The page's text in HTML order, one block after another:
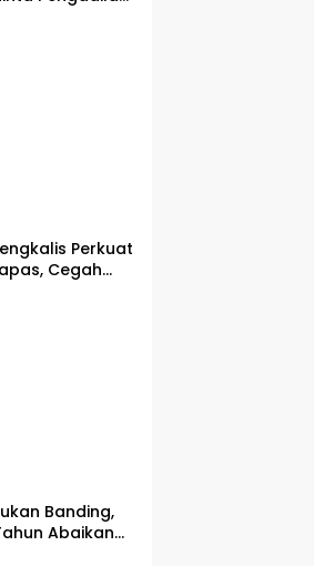
Putusan
Perkuat
Cegah
Sejak Dini
Banding,
Abaikan